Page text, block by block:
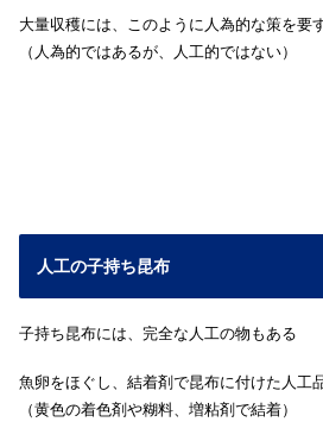
大量収穫には、このように人為的な策を要
（人為的ではあるが、人工的ではない）
人工の子持ち昆布
子持ち昆布には、完全な人工の物もある
魚卵をほぐし、結着剤で昆布に付けた人工
（黄色の着色剤や糊料、増粘剤で結着）